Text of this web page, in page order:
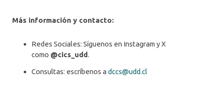
Más información y contacto:
Redes Sociales: Síguenos en Instagram y X
como @cics_udd.
Consultas: escríbenos a dccs@udd.cl